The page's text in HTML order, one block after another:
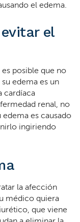
el edema.
el
posible que no
edema es un
cardíaca
renal, no
es causado
ingiriendo
la afección
médico quiera
que viene